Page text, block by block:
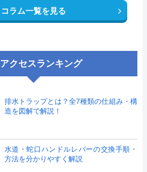
コラム一覧を見る
アクセスランキング
排水トラップとは？全7種類の仕組み・構
造を図解で解説！
水道・蛇口ハンドルレバーの交換手順・
方法を分かりやすく解説